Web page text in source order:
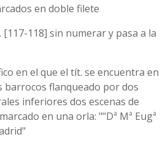
en doble filete
[117-118] sin numerar y pasa a la
en el que el tít. se encuentra en
barrocos flanqueado por dos
inferiores dos escenas de
en una orla: ""Dª Mª Eugª